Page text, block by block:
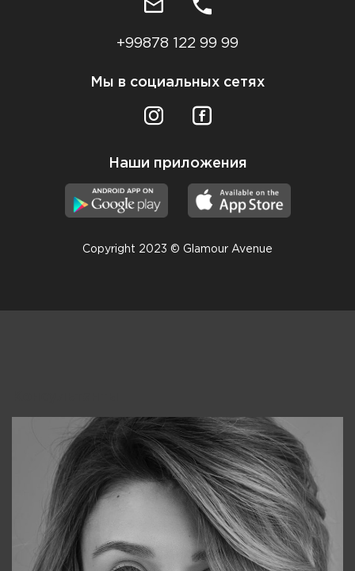
+99878 122 99 99
Мы в социальных сетях
Наши приложения
Copyright 2023 © Glamour Avenue